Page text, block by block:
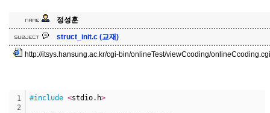
정성훈
struct_init.c (교재)
http://itsys.hansung.ac.kr/cgi-bin/onlineTest/viewCcoding/
1
2
#include <stdio.h>